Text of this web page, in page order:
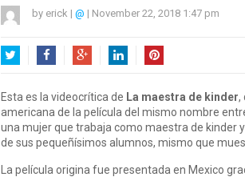
by erick | @ | November 22, 2018 1:47 pm
Esta es la videocrítica de La maestra de kinder,
americana de la película del mismo nombre
una mujer que trabaja como maestra de kinder
de sus pequeñísimos alumnos, mismo que
La película origina fue presentada en Mexico